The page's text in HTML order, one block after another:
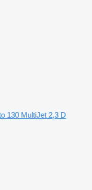
130 MultiJet 2,3 D